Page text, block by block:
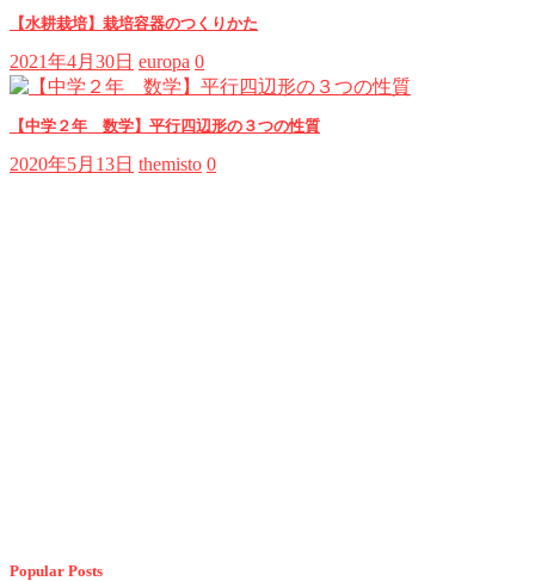
【水耕栽培】栽培容器のつくりかた
2021年4月30日 europa 0
【中学２年 数学】平行四辺形の３つの性質
2020年5月13日 themisto 0
Popular Posts